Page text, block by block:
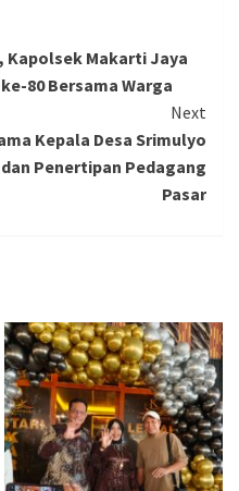
Kapolsek Makarti Jaya
80 Bersama Warga
Next
Kepala Desa Srimulyo
Penertipan Pedagang
Pasar